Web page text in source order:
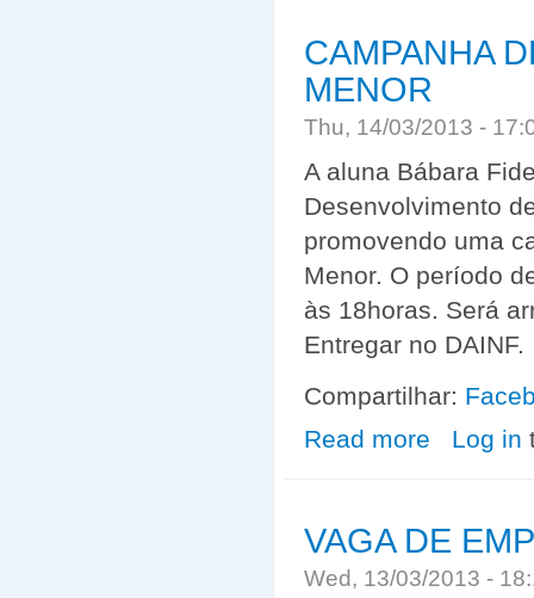
CAMPANHA
MENOR
Thu, 14/03/2013 -
A aluna Bábara
Desenvolvimento
promovendo uma
Menor. O período
às 18horas. Será
Entregar no DAINF.
Compartilhar:
Read more about
Log in
VAGA DE
Wed, 13/03/2013 -